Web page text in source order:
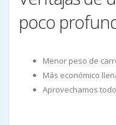
poco
Menor peso de
Más económico
Aprovechamos